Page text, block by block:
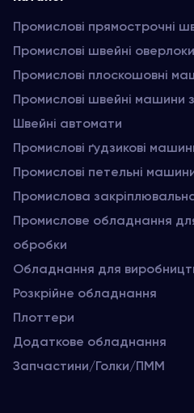
Промислові прямострочні
Промислові швейні оверлоки
Промислові плоскошовні
Промислові швейні машини
Швейні автомати
Промислові ґудзикові
Промислові петельні
Промислова
Промислове обладнання
обробки
Обладнання для
Розкрійне обладнання
Плоттери
Додаткове обладнання
Запчастини/Голки/ПММ